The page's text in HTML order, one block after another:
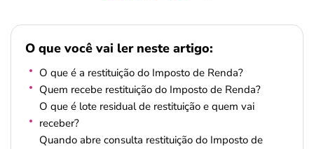
O que você vai ler neste artigo:
O que é a restituição do Imposto de Renda?
Quem recebe restituição do Imposto de Renda?
O que é lote residual de restituição e quem vai
receber?
Quando abre consulta restituição do Imposto de